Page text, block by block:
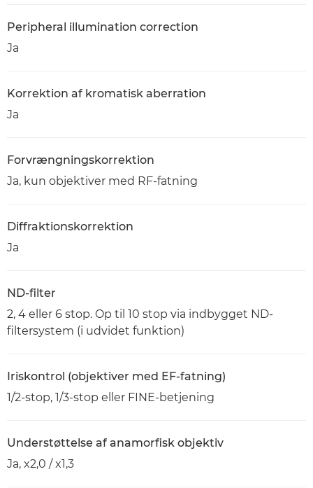
Peripheral illumination correction
Ja
Korrektion af kromatisk aberration
Ja
Forvrængningskorrektion
Ja, kun objektiver med RF-fatning
Diffraktionskorrektion
Ja
ND-filter
2, 4 eller 6 stop. Op til 10 stop via indbygget ND-
filtersystem (i udvidet funktion)
Iriskontrol (objektiver med EF-fatning)
1/2-stop, 1/3-stop eller FINE-betjening
Understøttelse af anamorfisk objektiv
Ja, x2,0 / x1,3